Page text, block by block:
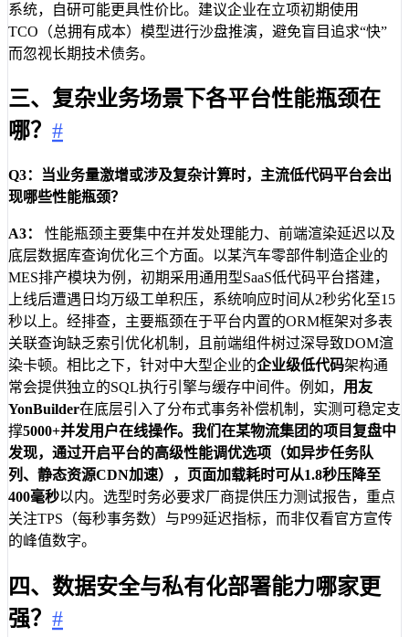
系统，自研可能更具性价比。建议企业在立项初期使用
TCO（总拥有成本）模型进行沙盘推演，避免盲目追求“快”
而忽视长期技术债务。
三、复杂业务场景下各平台性能瓶颈在
哪？ #
Q3：当业务量激增或涉及复杂计算时，主流低代码平台会出
现哪些性能瓶颈？
A3：
性能瓶颈主要集中在并发处理能力、前端渲染延迟以及
底层数据库查询优化三个方面。以某汽车零部件制造企业的
MES排产模块为例，初期采用通用型SaaS低代码平台搭建，
上线后遭遇日均万级工单积压，系统响应时间从2秒劣化至15
秒以上。经排查，主要瓶颈在于平台内置的ORM框架对多表
关联查询缺乏索引优化机制，且前端组件树过深导致DOM渲
染卡顿。相比之下，针对中大型企业的企业级低代码架构通
常会提供独立的SQL执行引擎与缓存中间件。例如， 用友
YonBuilder在底层引入了分布式事务补偿机制，实测可稳定支
撑5000+并发用户在线操作。我们在某物流集团的项目复盘中
发现，通过开启平台的高级性能调优选项（如异步任务队
列、静态资源CDN加速），页面加载耗时可从1.8秒压降至
400毫秒以内。选型时务必要求厂商提供压力测试报告，重点
关注TPS（每秒事务数）与P99延迟指标，而非仅看官方宣传
的峰值数字。
四、数据安全与私有化部署能力哪家更
强？ #